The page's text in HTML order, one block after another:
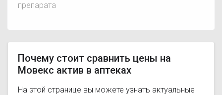
препарата
Почему стоит сравнить цены на
Мовекс актив в аптеках
На этой странице вы можете узнать актуальные